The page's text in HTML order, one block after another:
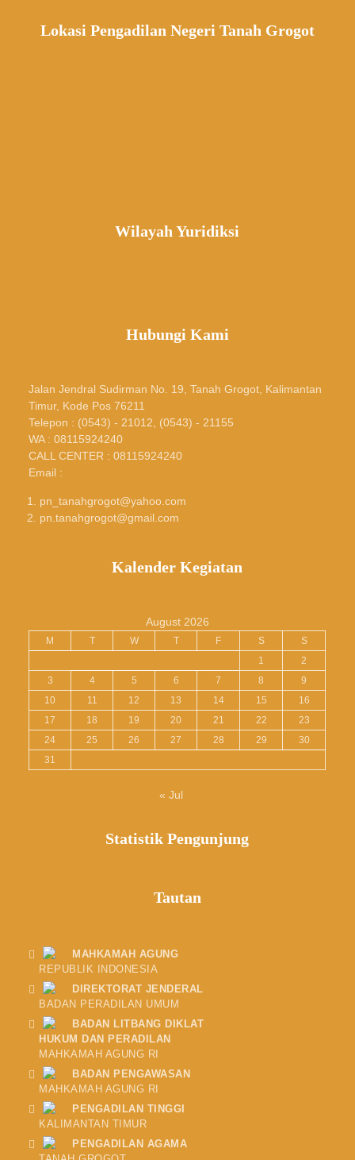
Lokasi Pengadilan Negeri Tanah Grogot
Wilayah Yuridiksi
Hubungi Kami
Jalan Jendral Sudirman No. 19, Tanah Grogot, Kalimantan
Timur, Kode Pos 76211
Telepon : (0543) - 21012, (0543) - 21155
WA : 08115924240
CALL CENTER : 08115924240
Email :
pn_tanahgrogot@yahoo.com
pn.tanahgrogot@gmail.com
Kalender Kegiatan
August 2026
M T W T F S
S
1
2
3
4 5 6 7 8
9
10
11 12 13 14 15
16
17
18 19 20 21 22
23
24
25 26 27 28 29
30
31
« Jul
Statistik Pengunjung
Tautan
MAHKAMAH AGUNG
REPUBLIK INDONESIA
DIREKTORAT JENDERAL
BADAN PERADILAN UMUM
BADAN LITBANG DIKLAT
HUKUM DAN PERADILAN
MAHKAMAH AGUNG RI
BADAN PENGAWASAN
MAHKAMAH AGUNG RI
PENGADILAN TINGGI
KALIMANTAN TIMUR
PENGADILAN AGAMA